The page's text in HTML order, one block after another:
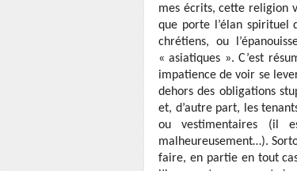
mes écrits, cette religion
que porte l’élan spirituel
chrétiens, ou
« asiatiques ». C’est
impatience de voir se
dehors des obligations
et, d’autre part, les
ou vestimentaires (il
malheureusement…).
faire, en partie en tout